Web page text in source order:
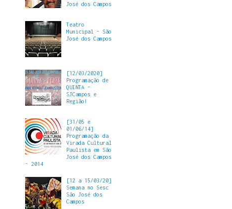
José dos Campos
Teatro
Municipal - São
José dos Campos
[12/03/2020]
Programação de
QUINTA -
SJCampos e
Região!
[31/05 e
01/06/14]
Programação da
Virada Cultural
Paulista em São
José dos Campos
- 2014
[12 a 15/03/20]
Semana no Sesc
São José dos
Campos